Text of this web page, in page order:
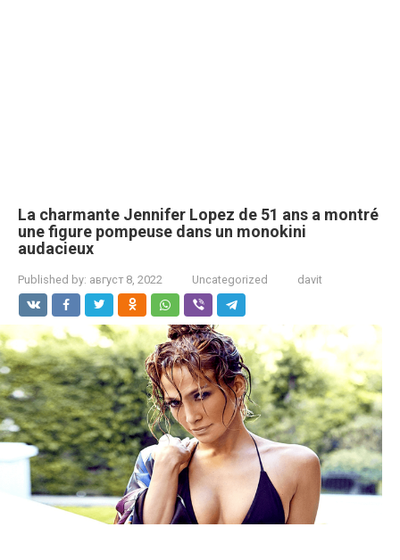
La charmante Jennifer Lopez de 51 ans a montré
une figure pompeuse dans un monokini
audacieux
Published by: август 8, 2022 Uncategorized davit